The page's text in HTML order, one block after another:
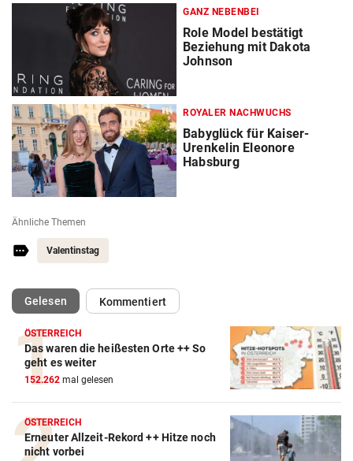
GANZ NEBENBEI
Role Model bestätigt
Beziehung mit Dakota
Johnson
ROYALER NACHWUCHS
Babyglück für Kaiser-
Urenkelin Eleonore
Habsburg
Ähnliche Themen
Valentinstag
Gelesen(ausgewählt)Kommentiert
ÖSTERREICH
Das waren die heißesten Orte ++ So
geht es weiter
152.262 mal gelesen
ÖSTERREICH
Erneuter Allzeit-Rekord ++ Hitze noch
nicht vorbei